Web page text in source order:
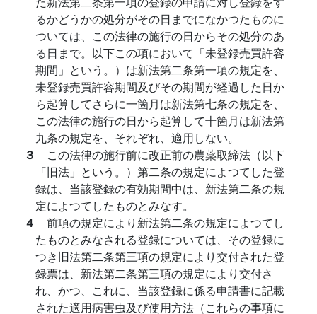
るかどうかの処分がその日までになかつたものに
ついては、この法律の施行の日からその処分のあ
る日まで。以下この項において「未登録売買許容
期間」という。）は新法第二条第一項の規定を、
未登録売買許容期間及びその期間が経過した日か
ら起算してさらに一箇月は新法第七条の規定を、
この法律の施行の日から起算して十箇月は新法第
九条の規定を、それぞれ、適用しない。
３ この法律の施行前に改正前の農薬取締法（以下
「旧法」という。）第二条の規定によつてした登
録は、当該登録の有効期間中は、新法第二条の規
定によつてしたものとみなす。
４ 前項の規定により新法第二条の規定によつてし
たものとみなされる登録については、その登録に
つき旧法第二条第三項の規定により交付された登
録票は、新法第二条第三項の規定により交付さ
れ、かつ、これに、当該登録に係る申請書に記載
された適用病害虫及び使用方法（これらの事項に